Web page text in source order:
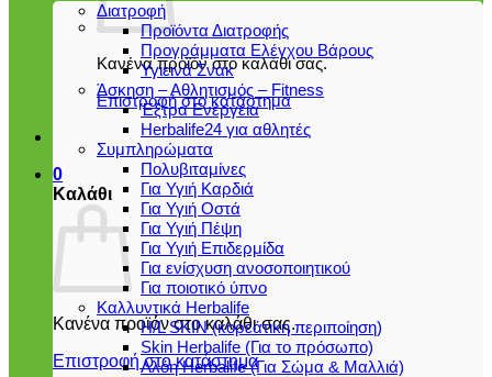
Κανένα προϊόν στο καλάθι σας.
Επιστροφή στο κατάστημα
0
Καλάθι
Κανένα προϊόν στο καλάθι σας.
Επιστροφή στο κατάστημα
Διατροφή
Προϊόντα Διατροφής
Προγράμματα Ελέγχου Βάρους
Υγιεινά Σνακ
Άσκηση – Αθλητισμός – Fitness
Έξτρα Ενέργεια
Herbalife24 για αθλητές
Συμπληρώματα
Πολυβιταμίνες
Για Υγιή Καρδιά
Για Υγιή Οστά
Για Υγιή Πέψη
Για Υγιή Επιδερμίδα
Για ενίσχυση ανοσοποιητικού
Για ποιοτικό ύπνο
Καλλυντικά Herbalife
H/L SKIN (κορεάτικη περιποίηση)
Skin Herbalife (Για το πρόσωπο)
Αλόη Ηerbalife (Για Σώμα & Μαλλιά)